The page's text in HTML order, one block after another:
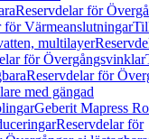
Reservdelar för
för Värmeanslutningar
multilayer
för Övergångsvinklar
Reservdelar för
med gängad
Geberit Mapress
Reservdelar för